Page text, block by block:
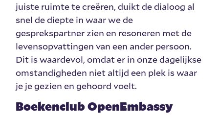
juiste ruimte te creëren, duikt de dialoog al
snel de diepte in waar we de
gesprekspartner zien en resoneren met de
levensopvattingen van een ander persoon.
Dit is waardevol, omdat er in onze dagelijkse
omstandigheden niet altijd een plek is waar
je je gezien en gehoord voelt.
Boekenclub OpenEmbassy